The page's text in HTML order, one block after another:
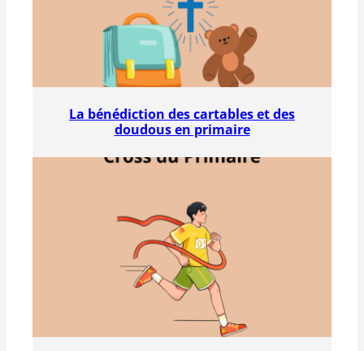
La bénédiction des cartables et des
doudous en primaire